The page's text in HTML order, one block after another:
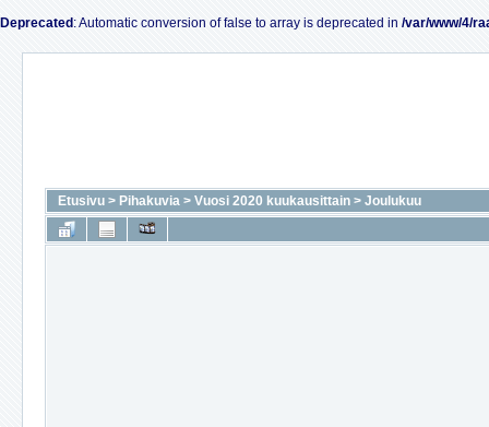
Deprecated : Automatic conversion of false to array is deprecated in /var/www/4/
Etusivu > Pihakuvia > Vuosi 2020 kuukausittain > Joulukuu